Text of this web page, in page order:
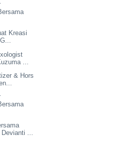
Kreasi
...
& Hors
Devianti ...